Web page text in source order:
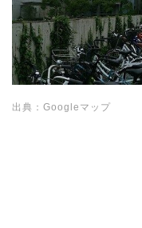
出典：Googleマップ